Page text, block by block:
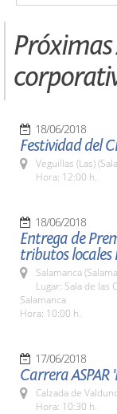
18/06/2018
Festividad del
Veguillas (Las)
Hora: 12:00 h.
18/06/2018
Entrega de
tributos
Salamanca
Lugar: Sala de las
Salamanca
Hora: 10:00 h.
17/06/2018
Carrera ASPAR
Calzada de
Hora: 10:30 h.